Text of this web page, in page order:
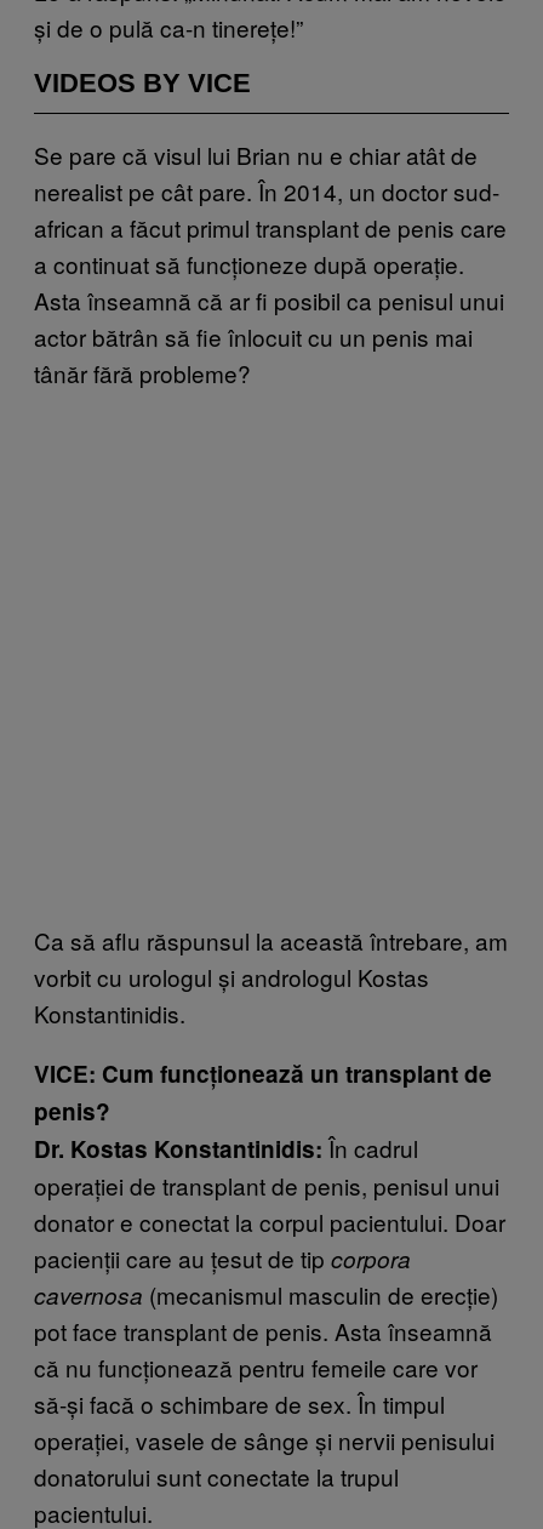
și de o pulă ca-n tinerețe!”
VIDEOS BY VICE
Se pare că visul lui Brian nu e chiar atât de
nerealist pe cât pare. În 2014, un doctor sud-
african a făcut primul transplant de penis care
a continuat să funcționeze după operație.
Asta înseamnă că ar fi posibil ca penisul unui
actor bătrân să fie înlocuit cu un penis mai
tânăr fără probleme?
Ca să aflu răspunsul la această întrebare, am
vorbit cu urologul și andrologul Kostas
Konstantinidis.
VICE: Cum funcționează un transplant de
penis?
Dr. Kostas Konstantinidis: În cadrul
operației de transplant de penis, penisul unui
donator e conectat la corpul pacientului. Doar
pacienții care au țesut de tip corpora
cavernosa (mecanismul masculin de erecție)
pot face transplant de penis. Asta înseamnă
că nu funcționează pentru femeile care vor
să-și facă o schimbare de sex. În timpul
operației, vasele de sânge și nervii penisului
donatorului sunt conectate la trupul
pacientului.